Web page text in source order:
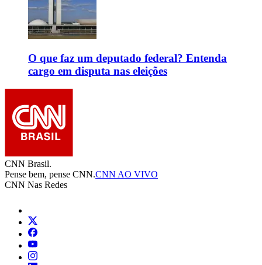
O que faz um deputado federal? Entenda
cargo em disputa nas eleições
CNN Brasil.
Pense bem, pense CNN.CNN AO VIVO
CNN Nas Redes